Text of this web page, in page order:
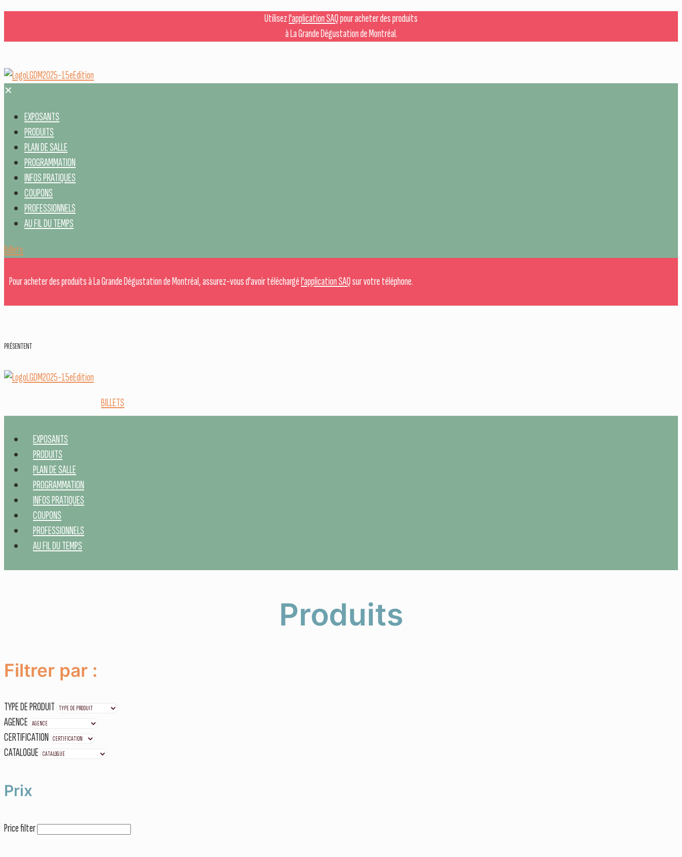
Utilisezl'application SAQpour acheter des produits
à La Grande Dégustation de Montréal.
✕
EXPOSANTS
PRODUITS
PLAN DE SALLE
PROGRAMMATION
INFOS PRATIQUES
COUPONS
PROFESSIONNELS
AU FIL DU TEMPS
Billets
Pour acheter des produits à La Grande Dégustation de Montréal, assurez-vous d'avoir téléchargél'application SAQsur votre téléphone.
PRÉSENTENT
BILLETS
EXPOSANTS
PRODUITS
PLAN DE SALLE
PROGRAMMATION
INFOS PRATIQUES
COUPONS
PROFESSIONNELS
AU FIL DU TEMPS
Produits
Filtrer par :
TYPE DE PRODUIT
AGENCE
CERTIFICATION
CATALOGUE
Prix
Price filter